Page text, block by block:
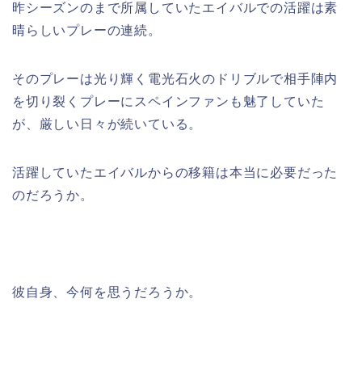
昨シーズンのまで所属していたエイバルでの活躍は素
晴らしいプレーの連続。
そのプレーは光り輝く電光石火のドリブルで相手陣内
を切り裂くプレーにスペインファンも魅了していた
が、厳しい日々が続いている。
活躍していたエイバルからの移籍は本当に必要だった
のだろうか。
彼自身、今何を思うだろうか。